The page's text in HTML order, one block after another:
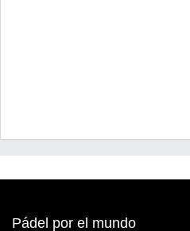
Pádel por el mundo